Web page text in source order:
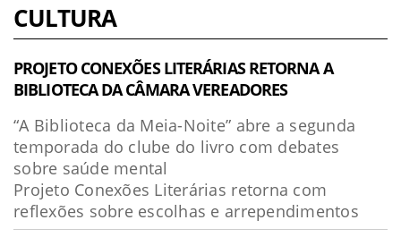
CULTURA
PROJETO CONEXÕES LITERÁRIAS RETORNA A
BIBLIOTECA DA CÂMARA VEREADORES
“A Biblioteca da Meia-Noite” abre a segunda
temporada do clube do livro com debates
sobre saúde mental
Projeto Conexões Literárias retorna com
reflexões sobre escolhas e arrependimentos